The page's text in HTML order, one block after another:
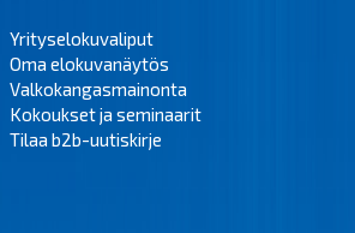
Yrityselokuvaliput
Oma elokuvanäytös
Valkokangasmainonta
Kokoukset ja seminaarit
Tilaa b2b-uutiskirje